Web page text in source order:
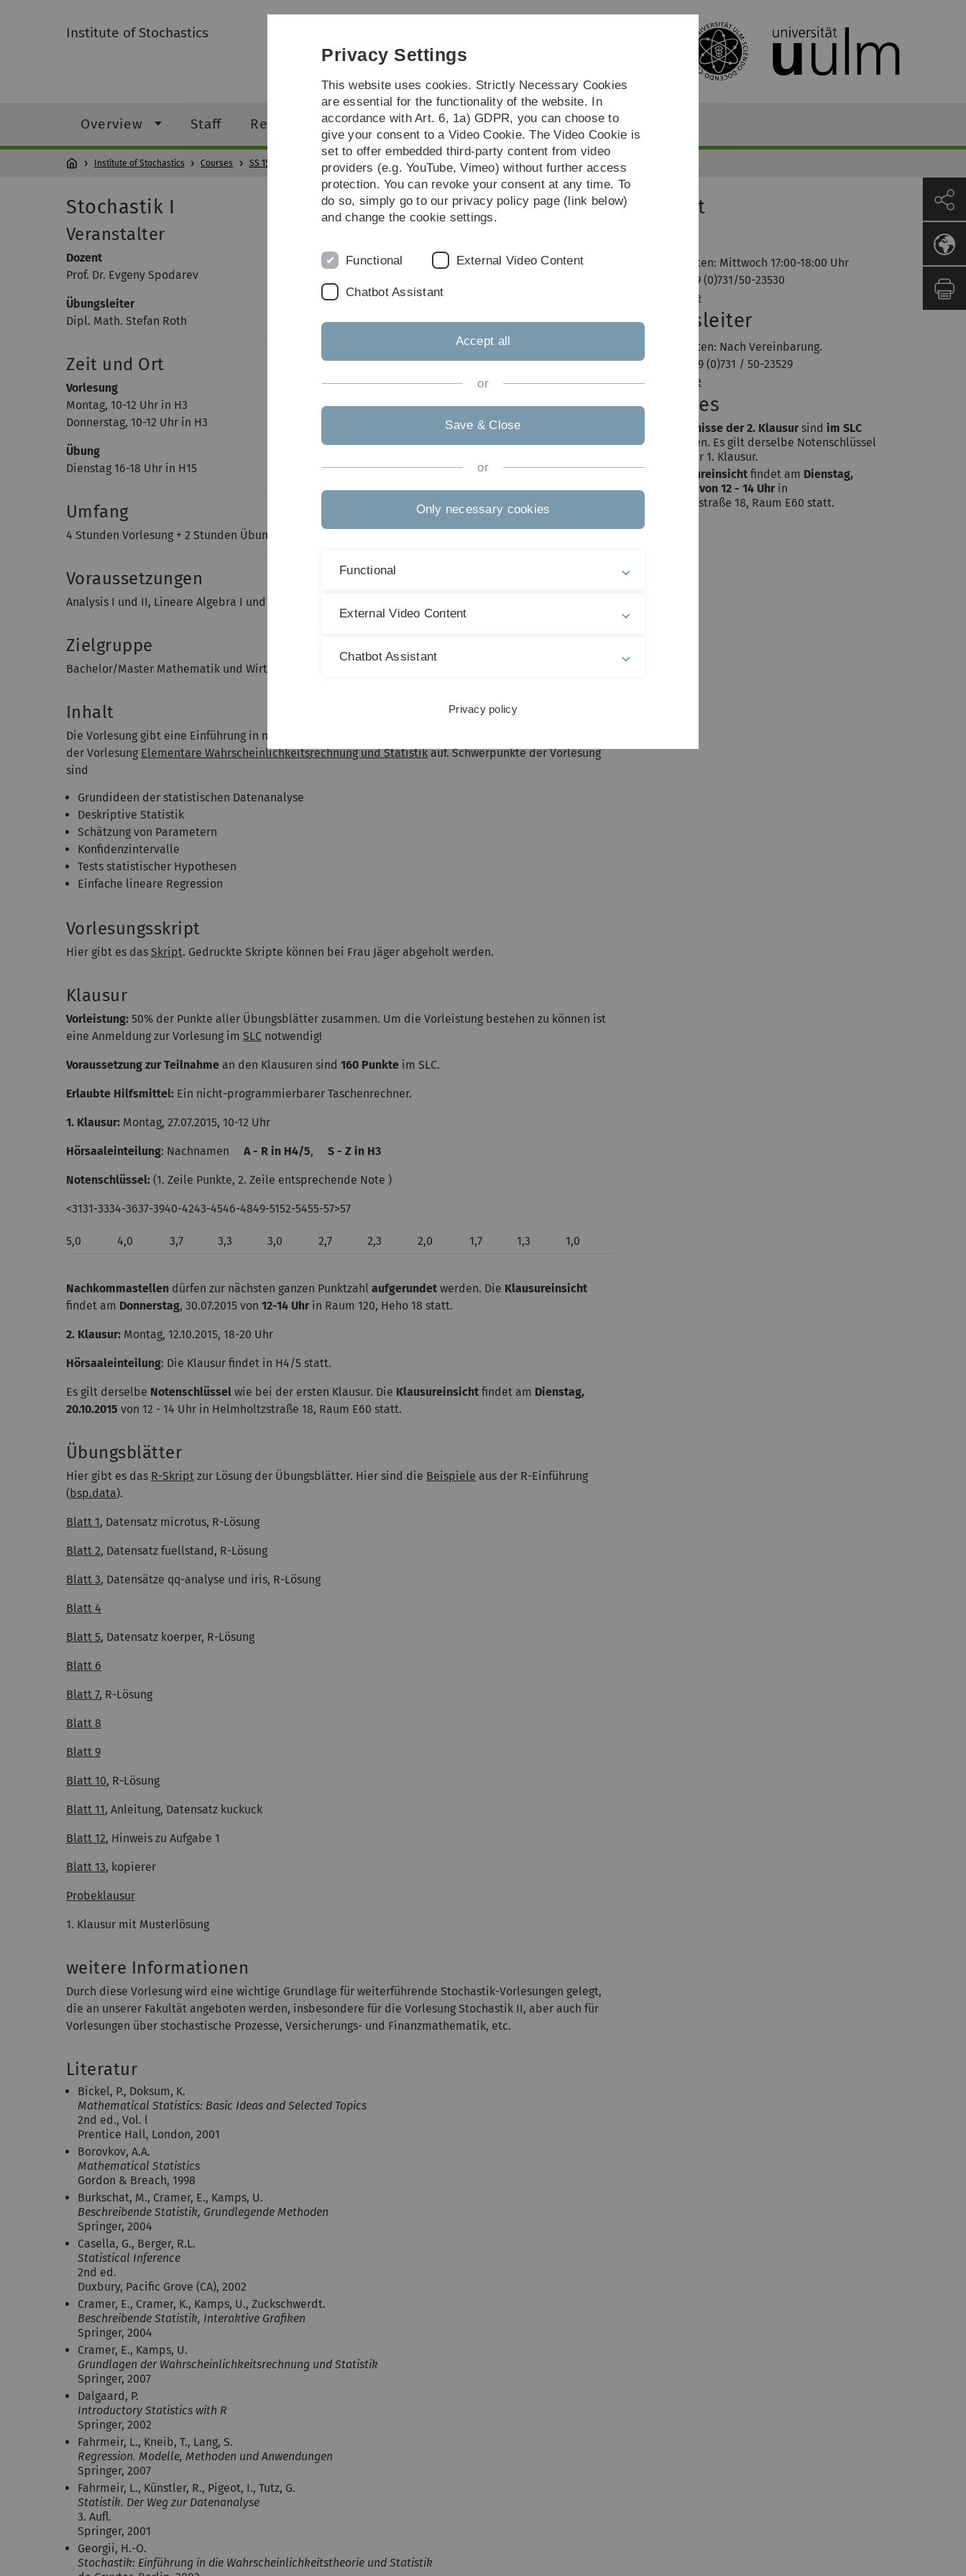
Skip
Skip
Skip
Skip
Institute of Stochastics
Overview Staff Research Courses
Institute of Stochastics Courses SS 15 Stochastik I
Stochastik I
Veranstalter
Dozent
Prof. Dr. Evgeny Spodarev
Übungsleiter
Dipl. Math. Stefan Roth
Zeit und Ort
Vorlesung
Montag, 10-12 Uhr in H3
Donnerstag, 10-12 Uhr in H3
Übung
Dienstag 16-18 Uhr in H15
Umfang
4 Stunden Vorlesung + 2 Stunden Übung
Voraussetzungen
Analysis I und II, Lineare Algebra I und II, Elementare WR und Statistik
Zielgruppe
Bachelor/Master Mathematik und Wirtschaftsmathematik, Lehramt Mathematik
Inhalt
Die Vorlesung gibt eine Einführung in mathematische Methoden der Statistik. Sie baut unmittelbar auf
der Vorlesung Elementare Wahrscheinlichkeitsrechnung und Statistikauf. Schwerpunkte der Vorlesung
sind
Grundideen der statistischen Datenanalyse
Deskriptive Statistik
Schätzung von Parametern
Konfidenzintervalle
Tests statistischer Hypothesen
Einfache lineare Regression
Vorlesungsskript
Hier gibt es das Skript. Gedruckte Skripte können bei Frau Jäger abgeholt werden.
Klausur
Vorleistung: 50% der Punkte aller Übungsblätter zusammen. Um die Vorleistung bestehen zu können ist
eine Anmeldung zur Vorlesung im SLC notwendig!
Voraussetzung zur Teilnahme an den Klausuren sind 160 Punkte im SLC.
Erlaubte Hilfsmittel: Ein nicht-programmierbarer Taschenrechner.
1. Klausur: Montag, 27.07.2015, 10-12 Uhr
Hörsaaleinteilung: Nachnamen A - R in H4/5, S - Z in H3
Notenschlüssel: (1. Zeile Punkte, 2. Zeile entsprechende Note )
<3131-3334-3637-3940-4243-4546-4849-5152-5455-57>57
5,0 4,0 3,7 3,3 3,0 2,7 2,3 2,0 1,7 1,3 1,0
Nachkommastellen dürfen zur nächsten ganzen Punktzahl aufgerundet werden. Die Klausureinsicht
findet am Donnerstag, 30.07.2015 von 12-14 Uhr in Raum 120, Heho 18 statt.
2. Klausur: Montag, 12.10.2015, 18-20 Uhr
Hörsaaleinteilung: Die Klausur findet in H4/5 statt.
Es gilt derselbe Notenschlüssel wie bei der ersten Klausur. Die Klausureinsicht findet am Dienstag,
20.10.2015 von 12 - 14 Uhr in Helmholtzstraße 18, Raum E60 statt.
Übungsblätter
Hier gibt es das R-Skript zur Lösung der Übungsblätter. Hier sind die Beispiele aus der R-Einführung
(bsp.data).
Blatt 1, Datensatz microtus, R-Lösung
Blatt 2, Datensatz fuellstand, R-Lösung
Blatt 3, Datensätze qq-analyse und iris, R-Lösung
Blatt 4
Blatt 5, Datensatz koerper, R-Lösung
Blatt 6
Blatt 7, R-Lösung
Blatt 8
Blatt 9
Blatt 10, R-Lösung
Blatt 11, Anleitung, Datensatz kuckuck
Blatt 12, Hinweis zu Aufgabe 1
Blatt 13, kopierer
Probeklausur
1. Klausur mit Musterlösung
weitere Informationen
Durch diese Vorlesung wird eine wichtige Grundlage für weiterführende Stochastik-Vorlesungen gelegt,
die an unserer Fakultät angeboten werden, insbesondere für die Vorlesung Stochastik II, aber auch für
Vorlesungen über stochastische Prozesse, Versicherungs- und Finanzmathematik, etc.
Literatur
Bickel, P., Doksum, K.
Mathematical Statistics: Basic Ideas and Selected Topics
2nd ed., Vol. l
Prentice Hall, London, 2001
Borovkov, A.A.
Mathematical Statistics
Gordon & Breach, 1998
Burkschat, M., Cramer, E., Kamps, U.
Beschreibende Statistik, Grundlegende Methoden
Springer, 2004
Casella, G., Berger, R.L.
Statistical Inference
2nd ed.
Duxbury, Pacific Grove (CA), 2002
Cramer, E., Cramer, K., Kamps, U., Zuckschwerdt.
Beschreibende Statistik, Interaktive Grafiken
Springer, 2004
Cramer, E., Kamps, U.
Grundlagen der Wahrscheinlichkeitsrechnung und Statistik
Springer, 2007
Dalgaard, P.
Introductory Statistics with R
Springer, 2002
Fahrmeir, L., Kneib, T., Lang, S.
Regression. Modelle, Methoden und Anwendungen
Springer, 2007
Fahrmeir, L., Künstler, R., Pigeot, I., Tutz, G.
Statistik. Der Weg zur Datenanalyse
3. Aufl.
Springer, 2001
Georgii, H.-O.
Stochastik: Einführung in die Wahrscheinlichkeitstheorie und Statistik
Kontakt
Sprechzeiten: Mittwoch 17:00-18:00 Uhr
Phone: +49 (0)731/50-23530
Homepage
Übungsleiter
Sprechzeiten: Nach Vereinbarung.
Telefon +49 (0)731 / 50-23529
Homepage
Aktuelles
Ergebnisse der 2. Klausursind im SLC
eingetragen. Es gilt derselbe Notenschlüssel
wie bei der 1. Klausur.
Klausureinsicht findet am Dienstag,
20.10.2015von 12 - 14 Uhrin
Helmholtzstraße 18, Raum E60 statt.
Privacy Settings
This website uses cookies. Strictly Necessary Cookies
are essential for the functionality of the website. In
accordance with Art. 6, 1a) GDPR, you can choose to
give your consent to a Video Cookie. The Video Cookie is
set to offer embedded third-party content from video
providers (e.g. YouTube, Vimeo) without further access
protection. You can revoke your consent at any time. To
do so, simply go to our privacy policy page (link below)
and change the cookie settings.
Functional External Video Content
Chatbot Assistant
Accept all
or
Save & Close
or
Only necessary cookies
Functional
External Video Content
Chatbot Assistant
Privacy policy